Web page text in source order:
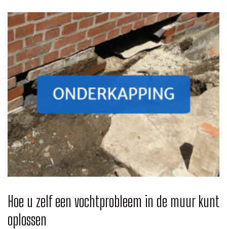
Hoe u zelf een vochtprobleem in de muur kunt
oplossen